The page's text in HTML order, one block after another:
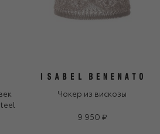
Чокер из вискозы
9 950 ₽